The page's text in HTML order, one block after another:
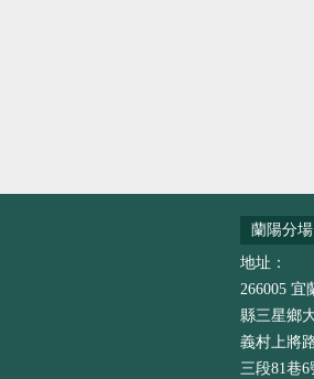
蘭陽分場
地址：
266005 宜
縣三星鄉
義村上將
三段81巷6